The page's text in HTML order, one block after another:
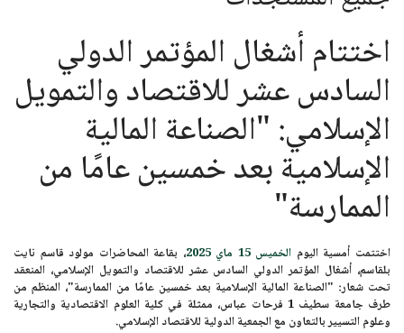
اختتام أشغال المؤتمر الدولي
السادس عشر للاقتصاد والتمويل
الإسلامي: "الصناعة المالية
الإسلامية بعد خمسين عامًا من
الممارسة"
اختتمت أمسية اليوم الخميس 15 ماي 2025
، بقاعة المحاضرات مولود قاسم نايت
بلقاسم، أشغال المؤتمر الدولي السادس عشر للاقتصاد والتمويل الإسلامي، المنعقد
تحت شعار: "الصناعة المالية الإسلامية بعد خمسين عامًا من الممارسة"، المنظم من
طرف جامعة سطيف 1 فرحات عباس، ممثلة في كلية العلوم الاقتصادية والتجارية
وعلوم التسيير بالتعاون مع الجمعية الدولية للاقتصاد الإسلامي.